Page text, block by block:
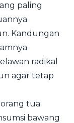
paling
Kandungan
radikal
agar tetap
tua
bawang